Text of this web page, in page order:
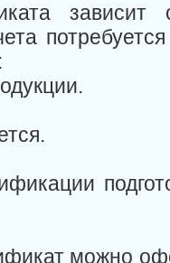
зависит
можно